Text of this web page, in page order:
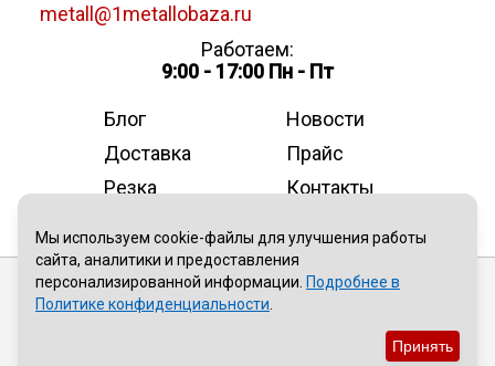
metall@1metallobaza.ru
Работаем:
9:00 - 17:00 Пн - Пт
Блог
Новости
Доставка
Прайс
Резка
Контакты
Публичная оферта
Мы используем cookie-файлы для улучшения работы
сайта, аналитики и предоставления
персонализированной информации. Подробнее в
Политике конфиденциальности
Принять